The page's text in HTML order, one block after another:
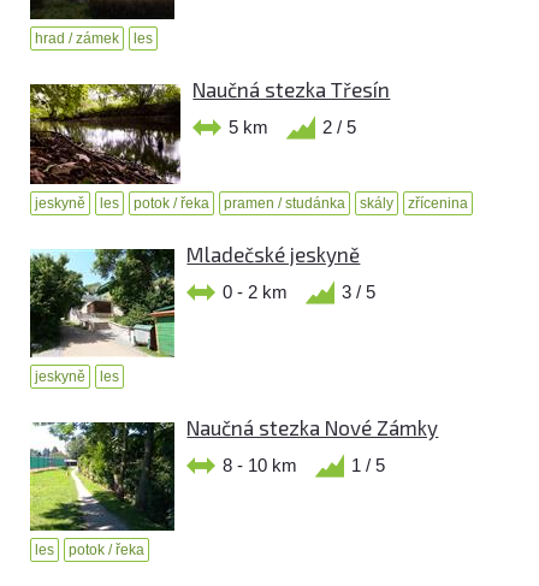
hrad / zámek les
Naučná stezka Třesín
5 km 2 / 5
jeskyně les potok / řeka pramen / studánka skály zřícenina
Mladečské jeskyně
0 - 2 km 3 / 5
jeskyně les
Naučná stezka Nové Zámky
8 - 10 km 1 / 5
les potok / řeka